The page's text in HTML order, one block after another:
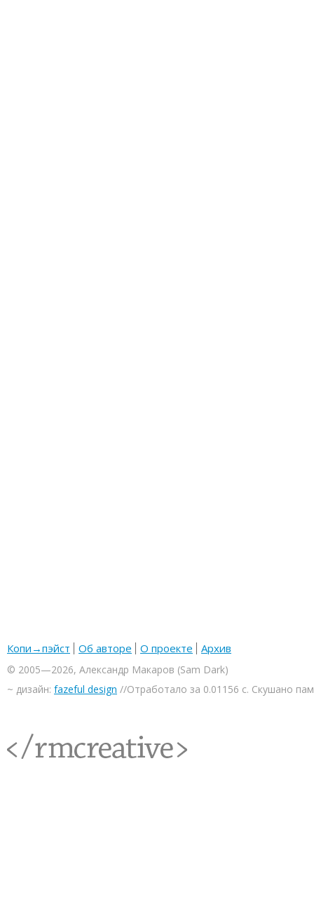
Копи→пэйст Об авторе О проекте Архив
© 2005—2026, Александр Макаров (Sam Dark)
~ дизайн: fazeful design //Отработало за 0.01156 с. Скушано
<rmcreative/>